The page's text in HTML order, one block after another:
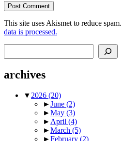
This site uses Akismet to reduce spam.
data is processed.
archives
▼ 2026 (20)
►June (2)
►May (3)
► April (4)
►March (5)
►February (2)